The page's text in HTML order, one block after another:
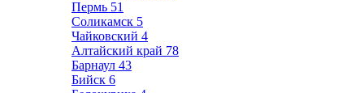
Пермь 51
Соликамск 5
Чайковский 4
Алтайский край 78
Барнаул 43
Бийск 6